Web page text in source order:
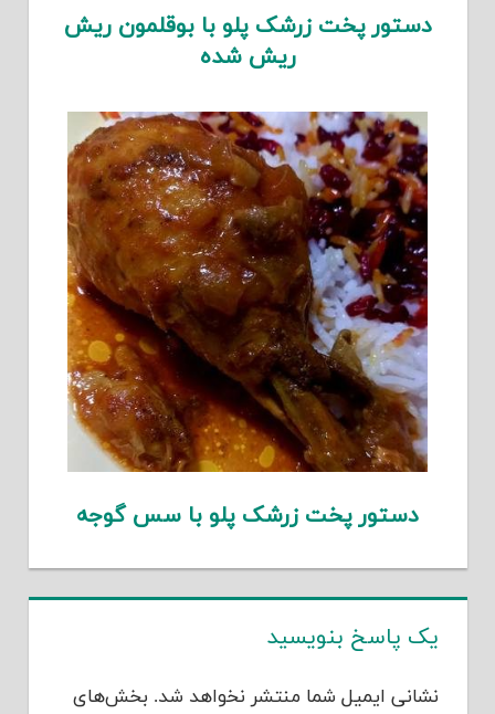
دستور پخت زرشک پلو با بوقلمون ریش
ریش شده
دستور پخت زرشک پلو با سس گوجه
یک پاسخ بنویسید
نشانی ایمیل شما منتشر نخواهد شد. بخش‌های